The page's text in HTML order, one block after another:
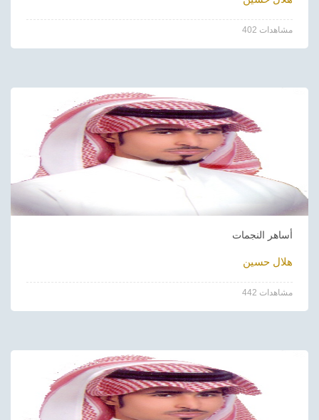
402 مشاهدات
أساهر النجمات
هلال حسين
442 مشاهدات